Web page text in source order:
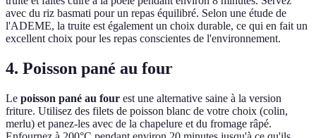
avec du riz basmati pour un repas équilibré. Selon une étude de
l'ADEME, la truite est également un choix durable, ce qui en fait un
excellent choix pour les repas conscientes de l'environnement.
4. Poisson pané au four
Le poisson pané au four est une alternative saine à la version
friture. Utilisez des filets de poisson blanc de votre choix (colin,
merlu) et panez-les avec de la chapelure et du fromage râpé.